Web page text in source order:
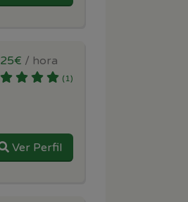
25€ / hora
(1)
Ver Perfil